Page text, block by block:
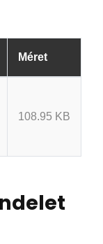
Méret
108.95 KB